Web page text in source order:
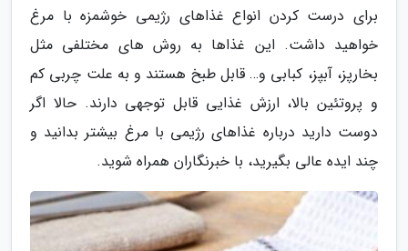
برای درست کردن انواع غذاهای رژیمی خوشمزه با مرغ
خواهید داشت. این غذاها به روش های مختلفی مثل
بخارپز، آبپز، کبابی و… قابل طبخ هستند و به علت چربی کم
و پروتئین بالا، ارزش غذایی قابل توجهی دارند. حالا اگر
دوست دارید درباره غذاهای رژیمی با مرغ بیشتر بدانید و
چند ایده عالی بگیرید، با خبرنگاران همراه شوید.